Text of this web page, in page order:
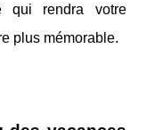
qui rendra votre
plus mémorable.